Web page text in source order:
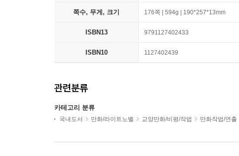
쪽수, 무게, 크기 176쪽 | 594g | 190*257*13mm
ISBN13 9791127402433
ISBN10 1127402439
관련분류
카테고리 분류
국내도서 만화/라이트노벨 교양만화/비평/작법 만화작법/연출